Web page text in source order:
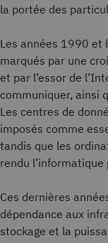
la portée des
Les années 1990 et
marqués par une
et par l’essor de
communiquer, ainsi
Les centres de
imposés comme
tandis que les
rendu
Ces dernières
dépendance aux
stockage et la